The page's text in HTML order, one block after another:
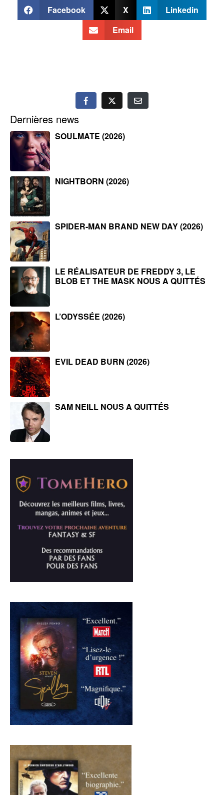
Facebook X
Linkedin
Email
Dernières news
SOULMATE (2026)
NIGHTBORN (2026)
SPIDER-MAN BRAND NEW DAY (2026)
LE RÉALISATEUR DE FREDDY 3, LE
BLOB ET THE MASK NOUS A QUITTÉS
L’ODYSSÉE (2026)
EVIL DEAD BURN (2026)
SAM NEILL NOUS A QUITTÉS